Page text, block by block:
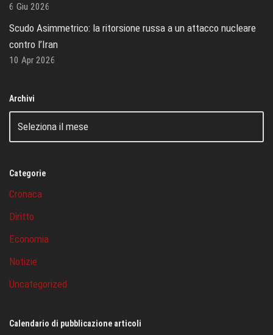
6 Giu 2026
Scudo Asimmetrico: la ritorsione russa a un attacco nucleare
contro l’Iran
10 Apr 2026
Archivi
Categorie
Cronaca
Diritto
Economia
Notizie
Uncategorized
Calendario di pubblicazione articoli